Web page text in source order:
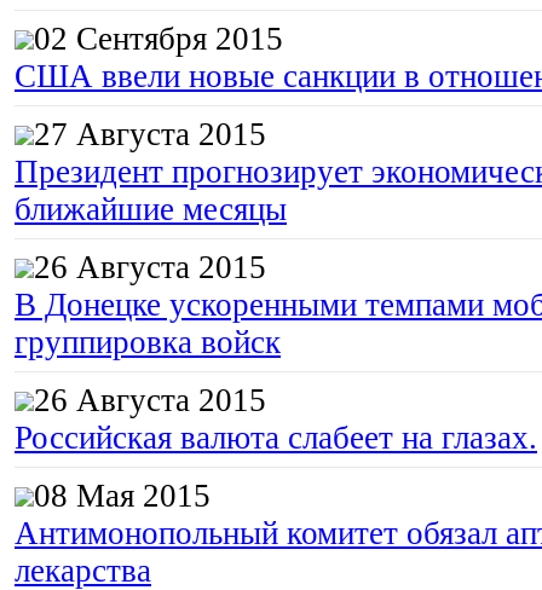
02 Сентября 2015
США ввели новые санкции в
27 Августа 2015
Президент прогнозирует
ближайшие месяцы
26 Августа 2015
В Донецке ускоренными темпами
группировка войск
26 Августа 2015
Российская валюта слабеет на глазах.
08 Мая 2015
Антимонопольный комитет обязал
лекарства